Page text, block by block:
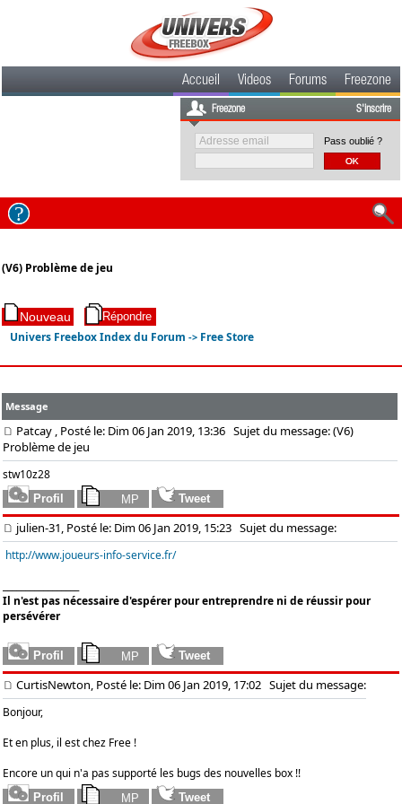
Accueil Videos Forums Freezone
Freezone S'inscrire
Pass oublié ?
(V6) Problème de jeu
Univers Freebox Index du Forum -> Free Store
Message
Patcay , Posté le: Dim 06 Jan 2019, 13:36 Sujet du message: (V6)
Problème de jeu
stw10z28
julien-31, Posté le: Dim 06 Jan 2019, 15:23 Sujet du message:
http://www.joueurs-info-service.fr/
Il n'est pas nécessaire d'espérer pour entreprendre ni de réussir pour
persévérer
CurtisNewton, Posté le: Dim 06 Jan 2019, 17:02 Sujet du message:
Bonjour,
Et en plus, il est chez Free !
Encore un qui n'a pas supporté les bugs des nouvelles box !!